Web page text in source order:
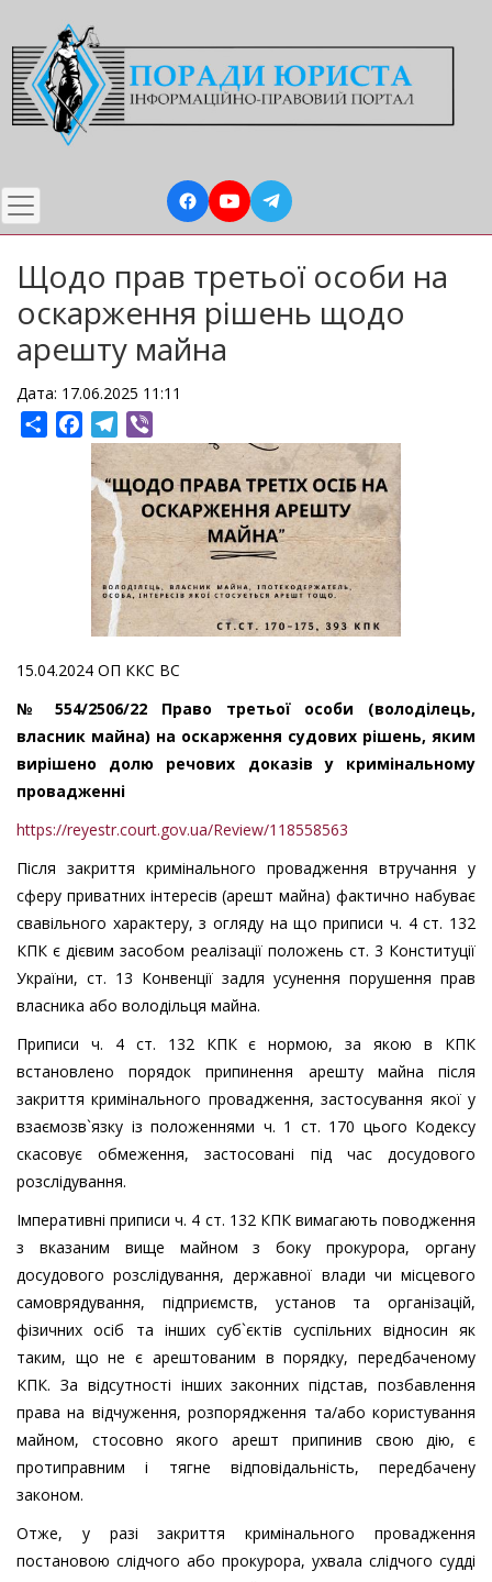
до
основного
вмісту
Щодо прав третьої особи на
оскарження рішень щодо
арешту майна
Дата: 17.06.2025 11:11
ShareFacebookTelegram
15.04.2024 ОП ККС ВС
№ 554/2506/22 Право третьої особи (володілець,
власник майна) на оскарження судових рішень, яким
вирішено долю речових доказів у кримінальному
провадженні
https://reyestr.court.gov.ua/Review/118558563
Після закриття кримінального провадження втручання у
сферу приватних інтересів (арешт майна) фактично набуває
свавільного характеру, з огляду на що приписи ч. 4 ст. 132
КПК є дієвим засобом реалізації положень ст. 3 Конституції
України, ст. 13 Конвенції задля усунення порушення прав
власника або володільця майна.
Приписи ч. 4 ст. 132 КПК є нормою, за якою в КПК
встановлено порядок припинення арешту майна після
закриття кримінального провадження, застосування якої у
взаємозв`язку із положеннями ч. 1 ст. 170 цього Кодексу
скасовує обмеження, застосовані під час досудового
розслідування.
Імперативні приписи ч. 4 ст. 132 КПК вимагають поводження
з вказаним вище майном з боку прокурора, органу
досудового розслідування, державної влади чи місцевого
самоврядування, підприємств, установ та організацій,
фізичних осіб та інших суб`єктів суспільних відносин як
таким, що не є арештованим в порядку, передбаченому
КПК. За відсутності інших законних підстав, позбавлення
права на відчуження, розпорядження та/або користування
майном, стосовно якого арешт припинив свою дію, є
протиправним і тягне відповідальність, передбачену
законом.
Отже, у разі закриття кримінального провадження
постановою слідчого або прокурора, ухвала слідчого судді